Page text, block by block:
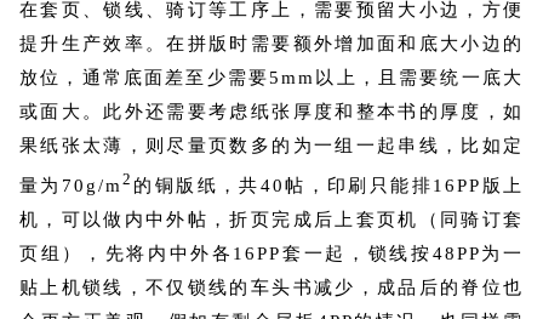
在套页、锁线、骑订等工序上，需要预留大小边，方便
提升生产效率。在拼版时需要额外增加面和底大小边的
放位，通常底面差至少需要5mm以上，且需要统一底大
或面大。此外还需要考虑纸张厚度和整本书的厚度，如
果纸张太薄，则尽量页数多的为一组一起串线，比如定
量为70g/m2 的铜版纸，共40帖，印刷只能排16PP版上
机，可以做内中外帖，折页完成后上套页机（同骑订套
页组），先将内中外各16PP套一起，锁线按48PP为一
贴上机锁线，不仅锁线的车头书减少，成品后的脊位也